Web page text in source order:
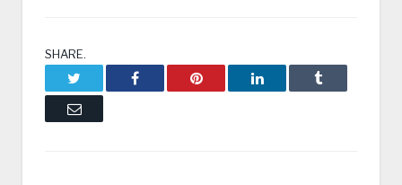
SHARE.
Facebook Pinterest LinkedIn Tumblr
Email